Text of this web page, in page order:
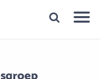
binnen 1 minuut